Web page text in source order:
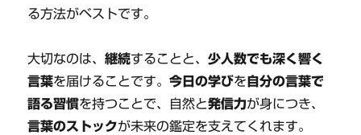
る方法がベストです。
大切なのは、継続することと、少人数でも深く響く
言葉を届けることです。今日の学びを自分の言葉で
語る習慣を持つことで、自然と発信力が身につき、
言葉のストックが未来の鑑定を支えてくれます。